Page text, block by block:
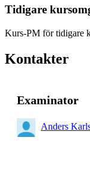
Tidigare
Kurs-PM för tidigare
Kontakter
Examinator
Anders